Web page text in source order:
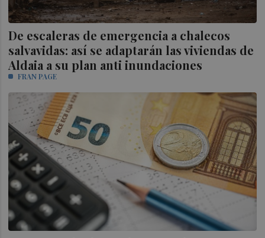
De escaleras de emergencia a chalecos
salvavidas: así se adaptarán las viviendas de
Aldaia a su plan anti inundaciones
FRAN PAGE